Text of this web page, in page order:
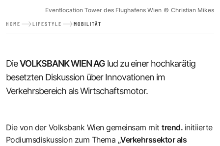
Eventlocation Tower des Flughafens Wien © Christian Mikes
HOME LIFESTYLE MOBILITÄT
DieVOLKSBANK WIEN AG lud zu einer hochkarätig
besetzten Diskussion über Innovationen im
Verkehrsbereich als Wirtschaftsmotor.
Die von der Volksbank Wien gemeinsam mittrend. initiierte
Podiumsdiskussion zum Thema „Verkehrssektor als